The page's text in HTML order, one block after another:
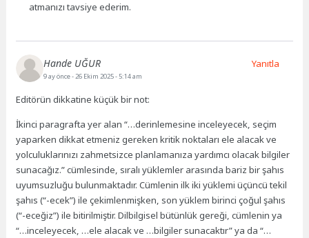
atmanızı tavsiye ederim.
Hande UĞUR
9 ay önce- 26 Ekim 2025 - 5:14 am
Editörün dikkatine küçük bir not:
İkinci paragrafta yer alan “…derinlemesine inceleyecek, seçim
yaparken dikkat etmeniz gereken kritik noktaları ele alacak ve
yolculuklarınızı zahmetsizce planlamanıza yardımcı olacak bilgiler
sunacağız.” cümlesinde, sıralı yüklemler arasında bariz bir şahıs
uyumsuzluğu bulunmaktadır. Cümlenin ilk iki yüklemi üçüncü tekil
şahıs (“-ecek”) ile çekimlenmişken, son yüklem birinci çoğul şahıs
(“-eceğiz”) ile bitirilmiştir. Dilbilgisel bütünlük gereği, cümlenin ya
“…inceleyecek, …ele alacak ve …bilgiler sunacaktır” ya da “…
Yanıtla